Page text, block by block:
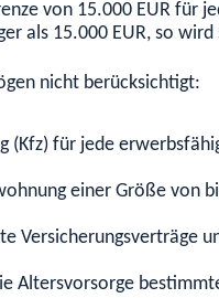
von 15.000 EUR für
als 15.000 EUR, so
nicht berücksichtigt:
(Kfz) für jede
einer Größe von
Versicherungsverträge
Altersvorsorge